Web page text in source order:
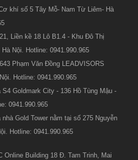
khí số 5 Tây Mỗ- Nam Từ Liêm- Hà
Liền kề 18 Lô B1.4 - Khu Đô Thị
Nội. Hotline: 0941.990.965
Phạm Văn Đồng LEADVISORS
Hotline: 0941.990.965
S4 Goldmark City - 136 Hồ Tùng Mậu -
0941.990.965
Gold Tower nằm tại số 275 Nguyễn
Hotline: 0941.990.965
Online Building 18 Đ. Tam Trinh, Mai